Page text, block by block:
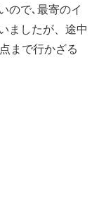
ので､最寄のイ
ましたが、途中
まで行かざる